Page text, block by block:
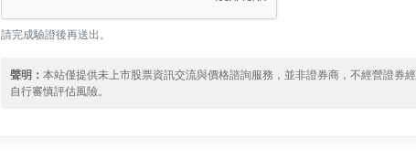
請完成驗證後再送出。
聲明：本站僅提供未上市股票資訊交流與價格諮詢服務，並非證券商，不經營證券
自行審慎評估風險。